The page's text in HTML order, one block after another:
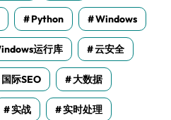
Python Windows
运行库 云安全
国际SEO 大数据
实战 实时处理